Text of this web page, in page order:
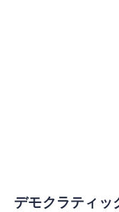
デモクラティッ